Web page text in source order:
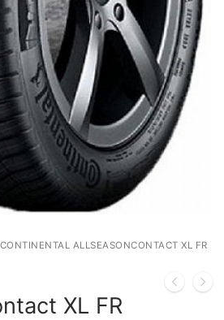
CONTINENTAL ALLSEASONCONTACT XL FR
XL FR